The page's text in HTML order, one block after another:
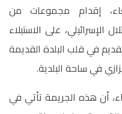
إقدام مجموعات من
الإسرائيلي، على الاستيلاء
في قلب البلدة القديمة
في ساحة البلدية.
أن هذه الجريمة تأتي في